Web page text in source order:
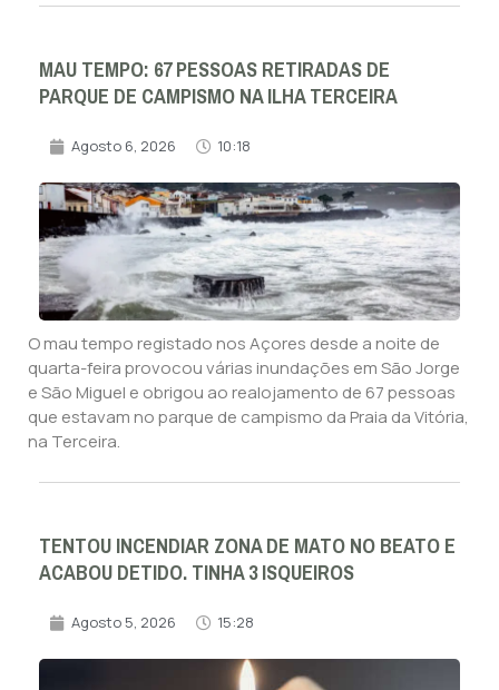
MAU TEMPO: 67 PESSOAS RETIRADAS DE
PARQUE DE CAMPISMO NA ILHA TERCEIRA
Agosto 6, 2026 10:18
O mau tempo registado nos Açores desde a noite de
quarta-feira provocou várias inundações em São Jorge
e São Miguel e obrigou ao realojamento de 67 pessoas
que estavam no parque de campismo da Praia da Vitória,
na Terceira.
TENTOU INCENDIAR ZONA DE MATO NO BEATO E
ACABOU DETIDO. TINHA 3 ISQUEIROS
Agosto 5, 2026 15:28